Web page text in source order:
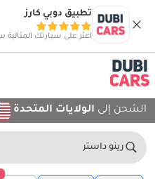
تطبيق دوبي كارز
اعثر على سيارتك المثالية
الشحن إلى الولايات المتحدة
رينو داستر